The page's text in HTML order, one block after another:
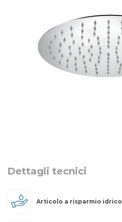
Dettagli tecnici
Articolo a risparmio idrico